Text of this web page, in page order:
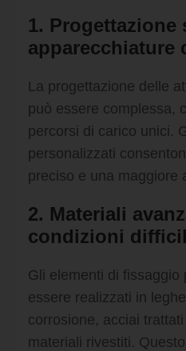
1. Progettazione
apparecchiature
La progettazione delle
può essere complessa,
percorsi di carico unici.
personalizzati
preciso e una maggiore
2. Materiali
condizioni
Gli elementi di fissaggio
essere realizzati in
corrosione, acciai
materiali rivestiti.